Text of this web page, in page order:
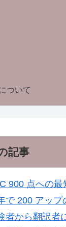
ついて
記事
900 点への最
で 200 アップ
者から翻訳者